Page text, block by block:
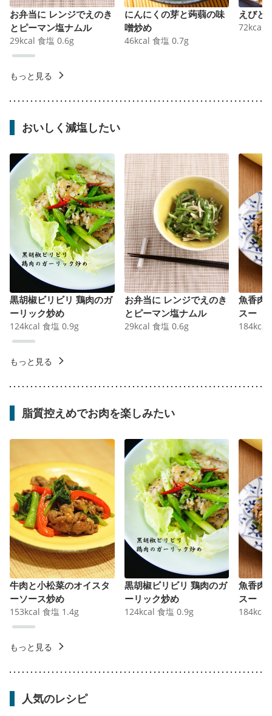
お弁当に レンジでえのき
とピーマン塩ナムル
29kcal 食塩 0.6g
にんにくの芽と蒟蒻の味
噌炒め
46kcal 食塩 0.7g
えびと
72kcal
もっと見る
おいしく減塩したい
黒胡椒ビリビリ 鶏肉のガ
ーリック炒め
124kcal 食塩 0.9g
お弁当に レンジでえのき
とピーマン塩ナムル
29kcal 食塩 0.6g
魚香肉
スー
184kcal
もっと見る
脂質控えめでお肉を楽しみたい
牛肉と小松菜のオイスタ
ーソース炒め
153kcal 食塩 1.4g
黒胡椒ビリビリ 鶏肉のガ
ーリック炒め
124kcal 食塩 0.9g
魚香肉
スー
184kcal
もっと見る
人気のレシピ